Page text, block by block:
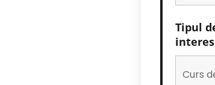
Tipul